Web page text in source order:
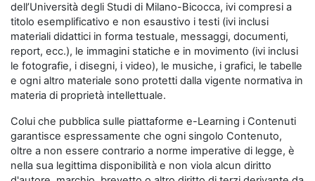
dell’Università degli Studi di Milano-Bicocca, ivi compresi a
titolo esemplificativo e non esaustivo i testi (ivi inclusi
materiali didattici in forma testuale, messaggi, documenti,
report, ecc.), le immagini statiche e in movimento (ivi inclusi
le fotografie, i disegni, i video), le musiche, i grafici, le tabelle
e ogni altro materiale sono protetti dalla vigente normativa in
materia di proprietà intellettuale.
Colui che pubblica sulle piattaforme e-Learning i Contenuti
garantisce espressamente che ogni singolo Contenuto,
oltre a non essere contrario a norme imperative di legge, è
nella sua legittima disponibilità e non viola alcun diritto